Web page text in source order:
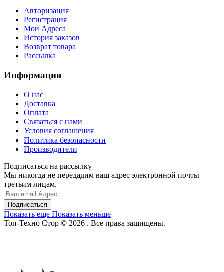
Авторизация
Регистрация
Мои Адреса
История заказов
Возврат товара
Рассылка
Информация
О нас
Доставка
Оплата
Связаться с нами
Условия соглашения
Политика безопасности
Производители
Подписаться на рассылку
Мы никогда не передадим ваш адрес электронной почты
третьим лицам.
Подписаться
Показать еще Показать меньше
Топ-Техно Стор © 2026 . Все права защищены.